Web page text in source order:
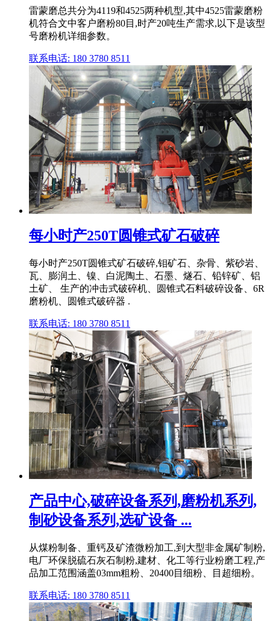
雷蒙磨总共分为4119和4525两种机型,其中4525雷蒙磨粉
机符合文中客户磨粉80目,时产20吨生产需求,以下是该型
号磨粉机详细参数。
联系电话: 180 3780 8511
每小时产250T圆锥式矿石破碎
每小时产250T圆锥式矿石破碎,钼矿石、杂骨、紫砂岩、
瓦、膨润土、镍、白泥陶土、石墨、燧石、铅锌矿、铝
土矿、 生产的冲击式破碎机、圆锥式石料破碎设备、6R
磨粉机、圆锥式破碎器 .
联系电话: 180 3780 8511
产品中心,破碎设备系列,磨粉机系列,
制砂设备系列,选矿设备 ...
从煤粉制备、重钙及矿渣微粉加工,到大型非金属矿制粉,
电厂环保脱硫石灰石制粉,建材、化工等行业粉磨工程,产
品加工范围涵盖03mm粗粉、20400目细粉、目超细粉。
联系电话: 180 3780 8511